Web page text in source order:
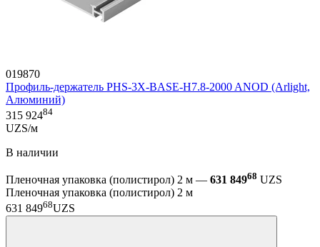
019870
Профиль-держатель PHS-3X-BASE-H7.8-2000 ANOD (Arlight,
Алюминий)
315 92484
UZS/м
В наличии
Пленочная упаковка (полистирол) 2 м — 631 84968 UZS
Пленочная упаковка (полистирол) 2 м
631 84968UZS